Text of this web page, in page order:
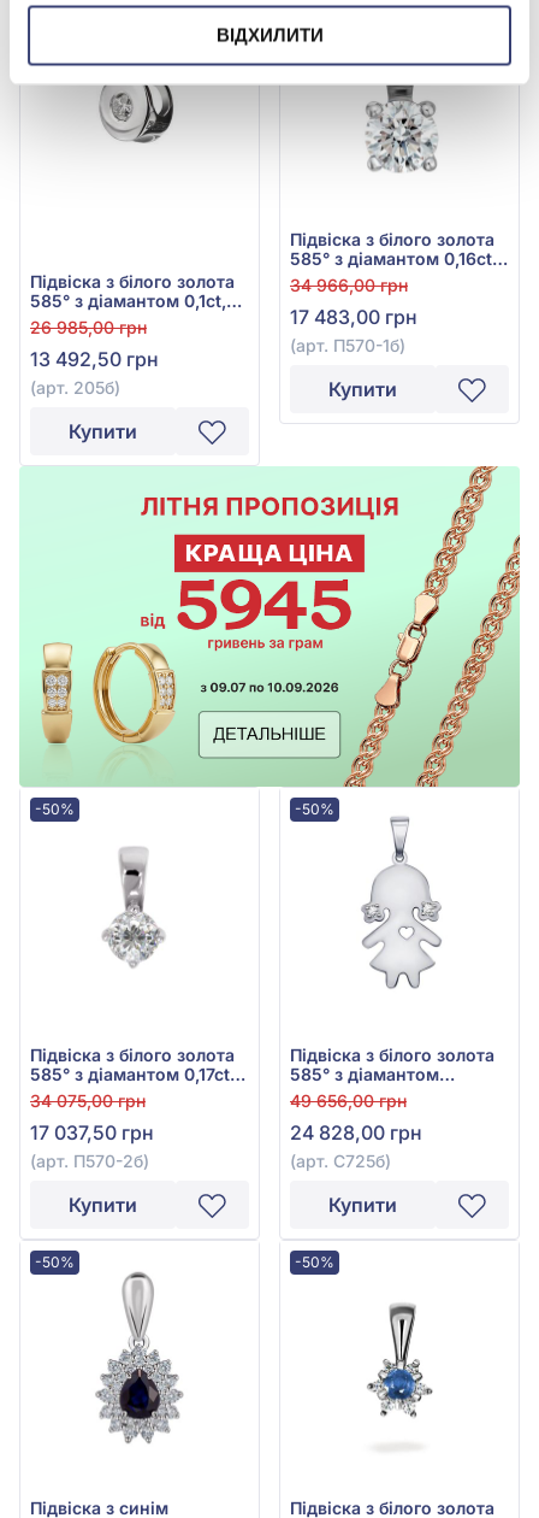
ВІДХИЛИТИ
Підвіска з білого золота
585° з діамантом 0,1ct,
арт. 205б
26 985,00 грн
13 492,50 грн
(арт. 205б)
Купити
Підвіска з білого золота
585° з діамантом 0,16ct,
арт. П570-1б
34 966,00 грн
17 483,00 грн
(арт. П570-1б)
Купити
-50%
Підвіска з білого золота
585° з діамантом 0,17ct,
арт. П570-2б
34 075,00 грн
17 037,50 грн
(арт. П570-2б)
Купити
-50%
Підвіска з білого золота
585° з діамантом
0,062ct, арт. С725б
49 656,00 грн
24 828,00 грн
(арт. С725б)
Купити
-50%
Підвіска з синім
-50%
Підвіска з білого золота